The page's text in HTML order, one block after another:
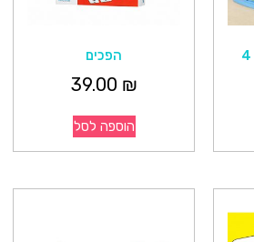
הפכים
39.00 ₪
הוספה לסל